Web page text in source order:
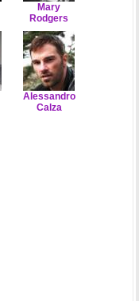
Mary
Rodgers
Alessandro
Calza